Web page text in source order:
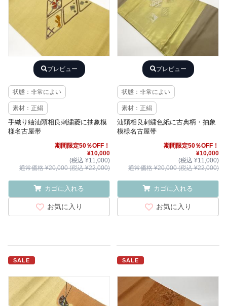
プレビュー
状態：非常によい
素材：正絹
手織り紬汕頭相良刺繍菱に抽象模
様名古屋帯
期間限定50％OFF！
¥10,000
(税込 ¥11,000)
通常価格 ¥20,000 (税込 ¥22,000)
カゴに入れる
お気に入り
プレビュー
状態：非常によい
素材：正絹
汕頭相良刺繍色紙に古典柄・抽象
模様名古屋帯
期間限定50％OFF！
¥10,000
(税込 ¥11,000)
通常価格 ¥20,000 (税込 ¥22,000)
カゴに入れる
お気に入り
SALE SALE